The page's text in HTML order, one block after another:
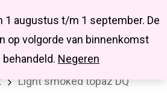
1 augustus t/m 1 september. De
op volgorde van binnenkomst
Negeren
searchaccount
kralenmixen
Glaskralen
Light smoked topaz DQ
Close